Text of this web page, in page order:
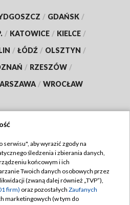
/ GDAŃSK /
/ KATOWICE / KIELCE /
/ ŁÓDŹ / OLSZTYN /
/ RZESZÓW /
/ WROCŁAW
TVP
TVP
prywatności
aby wyrazić zgody na
śledzenia i zbierania danych,
końcowym i ich
Twoich danych osobowych przez
(zwaną dalej również „TVP”),
firm) oraz pozostałych Zaufanych
marketingowych (w tym do